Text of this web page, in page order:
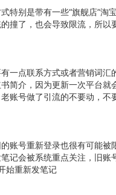
特别是带有一些“旗舰店”
撞了，也会导致限流，所以
一点联系方式或者营销词汇
简介，因为更新一次平台
账号做了引流的不要动，不
账号重新登录也很有可能
记会被系统重点关注，旧
始重新发笔记